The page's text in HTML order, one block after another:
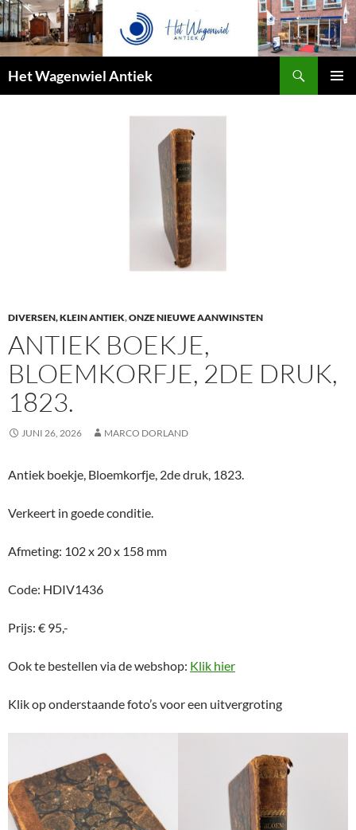
Het Wagenwiel Antiek
DIVERSEN, KLEIN ANTIEK,ONZE NIEUWE AANWINSTEN
ANTIEK BOEKJE,
BLOEMKORFJE, 2DE DRUK,
1823.
JUNI 26, 2026 MARCO DORLAND
Antiek boekje, Bloemkorfje, 2de druk, 1823.
Verkeert in goede conditie.
Afmeting: 102 x 20 x 158 mm
Code: HDIV1436
Prijs: € 95,-
Ook te bestellen via de webshop: Klik hier
Klik op onderstaande foto’s voor een uitvergroting